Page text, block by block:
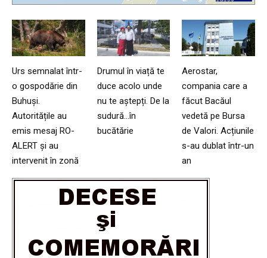
Urs semnalat într-
o gospodărie din
Buhuși.
Autoritățile au
emis mesaj RO-
ALERT și au
intervenit în zonă
Drumul în viață te
duce acolo unde
nu te aștepți. De la
sudură…în
bucătărie
Aerostar,
compania care a
făcut Bacăul
vedetă pe Bursa
de Valori. Acțiunile
s-au dublat într-un
an